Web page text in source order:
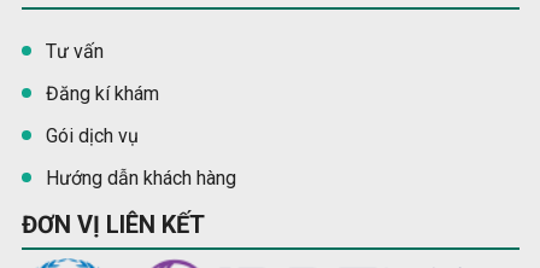
Tư vấn
Đăng kí khám
Gói dịch vụ
Hướng dẫn khách hàng
ĐƠN VỊ LIÊN KẾT